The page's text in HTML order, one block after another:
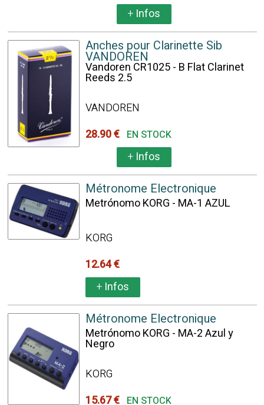
+Infos
Anches pour Clarinette Sib
VANDOREN
Vandoren CR1025 - B Flat Clarinet
Reeds 2.5
VANDOREN
28.90 € EN STOCK
+Infos
Métronome Electronique
Metrónomo KORG - MA-1 AZUL
KORG
12.64 €
+Infos
Métronome Electronique
Metrónomo KORG - MA-2 Azul y
Negro
KORG
15.67 € EN STOCK